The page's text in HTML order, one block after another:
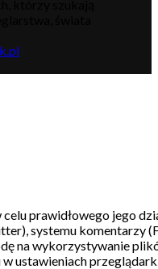
prawidłowego jego
systemu komentarzy
na wykorzystywanie
ustawieniach